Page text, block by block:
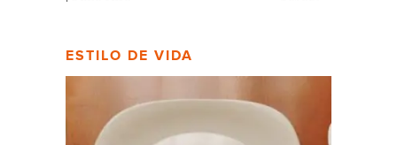
ESTILO DE VIDA